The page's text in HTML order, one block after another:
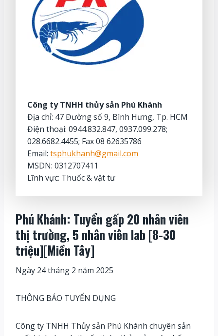
Công ty TNHH thủy sản Phú Khánh
Địa chỉ: 47 Đường số 9, Bình Hưng, Tp. HCM
Điện thoại: 0944.832.847, 0937.099.278;
028.6682.4455; Fax 08 62635786
Email: tsphukhanh@gmail.com
MSDN: 0312707411
Lĩnh vực: Thuốc & vật tư
Phú Khánh: Tuyển gấp 20 nhân viên
thị trường, 5 nhân viên lab [8-30
triệu][Miền Tây]
Ngày 24 tháng 2 năm 2025
THÔNG BÁO TUYỂN DỤNG
Công ty TNHH Thủy sản Phú Khánh chuyên sản